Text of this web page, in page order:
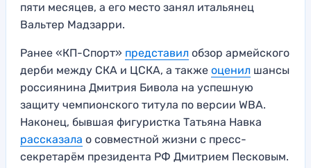
пяти месяцев, а его место занял итальянец
Вальтер Мадзарри.
Ранее «КП-Спорт» представил обзор армейского
дерби между СКА и ЦСКА, а также оценил шансы
россиянина Дмитрия Бивола на успешную
защиту чемпионского титула по версии WBA.
Наконец, бывшая фигуристка Татьяна Навка
рассказала о совместной жизни с пресс-
секретарём президента РФ Дмитрием Песковым.